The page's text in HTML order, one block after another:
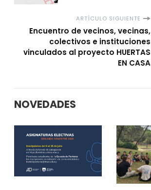
ARTÍCULO SIGUIENTE
Encuentro de vecinos, vecinas,
colectivos e instituciones
vinculados al proyecto HUERTAS
EN CASA
NOVEDADES